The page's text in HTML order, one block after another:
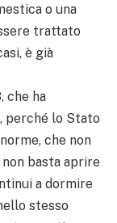
o una
trattato
è già
che ha
perché lo Stato
che non
basta aprire
a dormire
stesso